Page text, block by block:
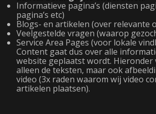
Informatieve pagina’s (diensten
pagina’s etc)
Blogs- en artikelen (over relevante
Veelgestelde vragen (waarop
Service Area Pages (voor lokale
Content gaat dus over alle
website geplaatst wordt. Hieronder
alleen de teksten, maar ook
video (3x raden waarom wij video
artikelen plaatsen).